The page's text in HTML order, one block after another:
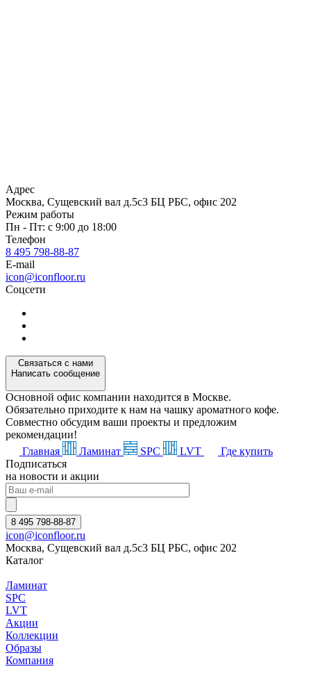
Адрес
Москва, Сущевский вал д.5с3 БЦ РБС, офис 202
Режим работы
Пн - Пт: с 9:00 до 18:00
Телефон
8 495 798-88-87
E-mail
icon@iconfloor.ru
Соцсети
Связаться с нами
Написать сообщение
Основной офис компании находится в Москве.
Обязательно приходите к нам на чашку ароматного кофе.
Совместно обсудим ваши проекты и предложим
рекомендации!
Главная
Ламинат SPC LVT
Где купить
Подписаться
на новости и акции
8 495 798-88-87
icon@iconfloor.ru
Москва, Сущевский вал д.5с3 БЦ РБС, офис 202
Каталог
Ламинат
SPC
LVT
Акции
Коллекции
Образы
Компания